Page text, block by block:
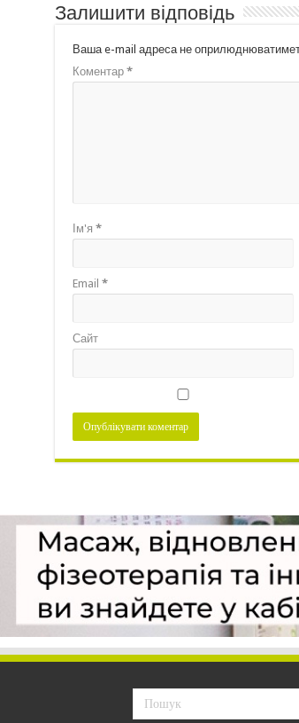
Залишити відповідь
Ваша e-mail адреса не
Коментар *
Ім'я *
Email *
Сайт